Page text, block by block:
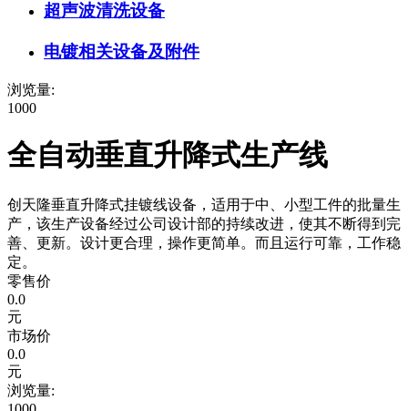
超声波清洗设备
电镀相关设备及附件
浏览量:
1000
全自动垂直升降式生产线
创天隆垂直升降式挂镀线设备，适用于中、小型工件的批量生
产，该生产设备经过公司设计部的持续改进，使其不断得到完
善、更新。设计更合理，操作更简单。而且运行可靠，工作稳
定。
零售价
0.0
元
市场价
0.0
元
浏览量: